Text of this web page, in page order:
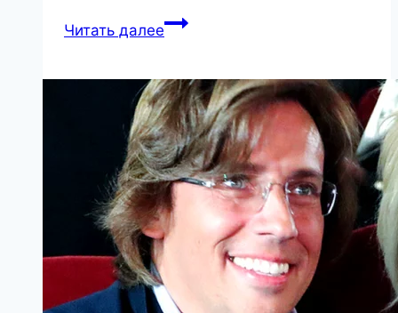
Читать далееТина
ответила
Ани
Лорак
со
сцены
в
Одессе:
артистка
жестко
раскритиковала